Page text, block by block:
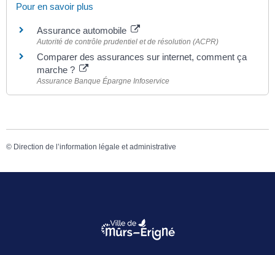
Pour en savoir plus
Assurance automobile
Autorité de contrôle prudentiel et de résolution (ACPR)
Comparer des assurances sur internet, comment ça
marche ?
Assurance Banque Épargne Infoservice
© Direction de l’information légale et administrative